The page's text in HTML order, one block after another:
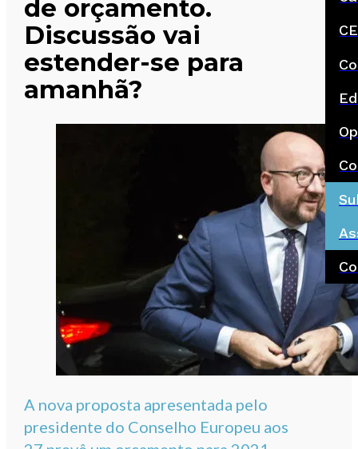
de orçamento.
Discussão vai
estender-se para
amanhã?
A nova proposta apresentada pelo
presidente do Conselho Europeu aos